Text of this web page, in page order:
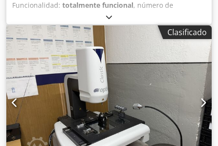
Funcionalidad: totalmente funcional, número de
, alcance del brazo:
precio mínimo: ¡venta garantizada al precio de puja más
alto! ¡Incluye portátil y el software PCdemis 2016!
ESPECIFICACIONES TÉCNICAS Paquete de movilidad FP2:
incluido Software de medición: PCdemis (2016) Portátil:
DELL M 6800 con pantalla de 17 pulgadas y Windows 10
Trípode: Trípode rodante de alta capacidad Brunson,
modelo 230 FIX Dodpfx Alszrd R Uj Rsck Rango de
medición: 2.500 mm Clase de precisión: 5 Número de ejes:
6 Desviación puntual nominal: 0,020 mm Precisión
volumétrica nominal: ±0,029 mm Peso del brazo: 8 kg Juego
de palpadores: Palpador con bola de rubí de 3 mm, 6 mm
y con bola de acero de 15 mm EQUIPAMIENTO - La
Clasificado